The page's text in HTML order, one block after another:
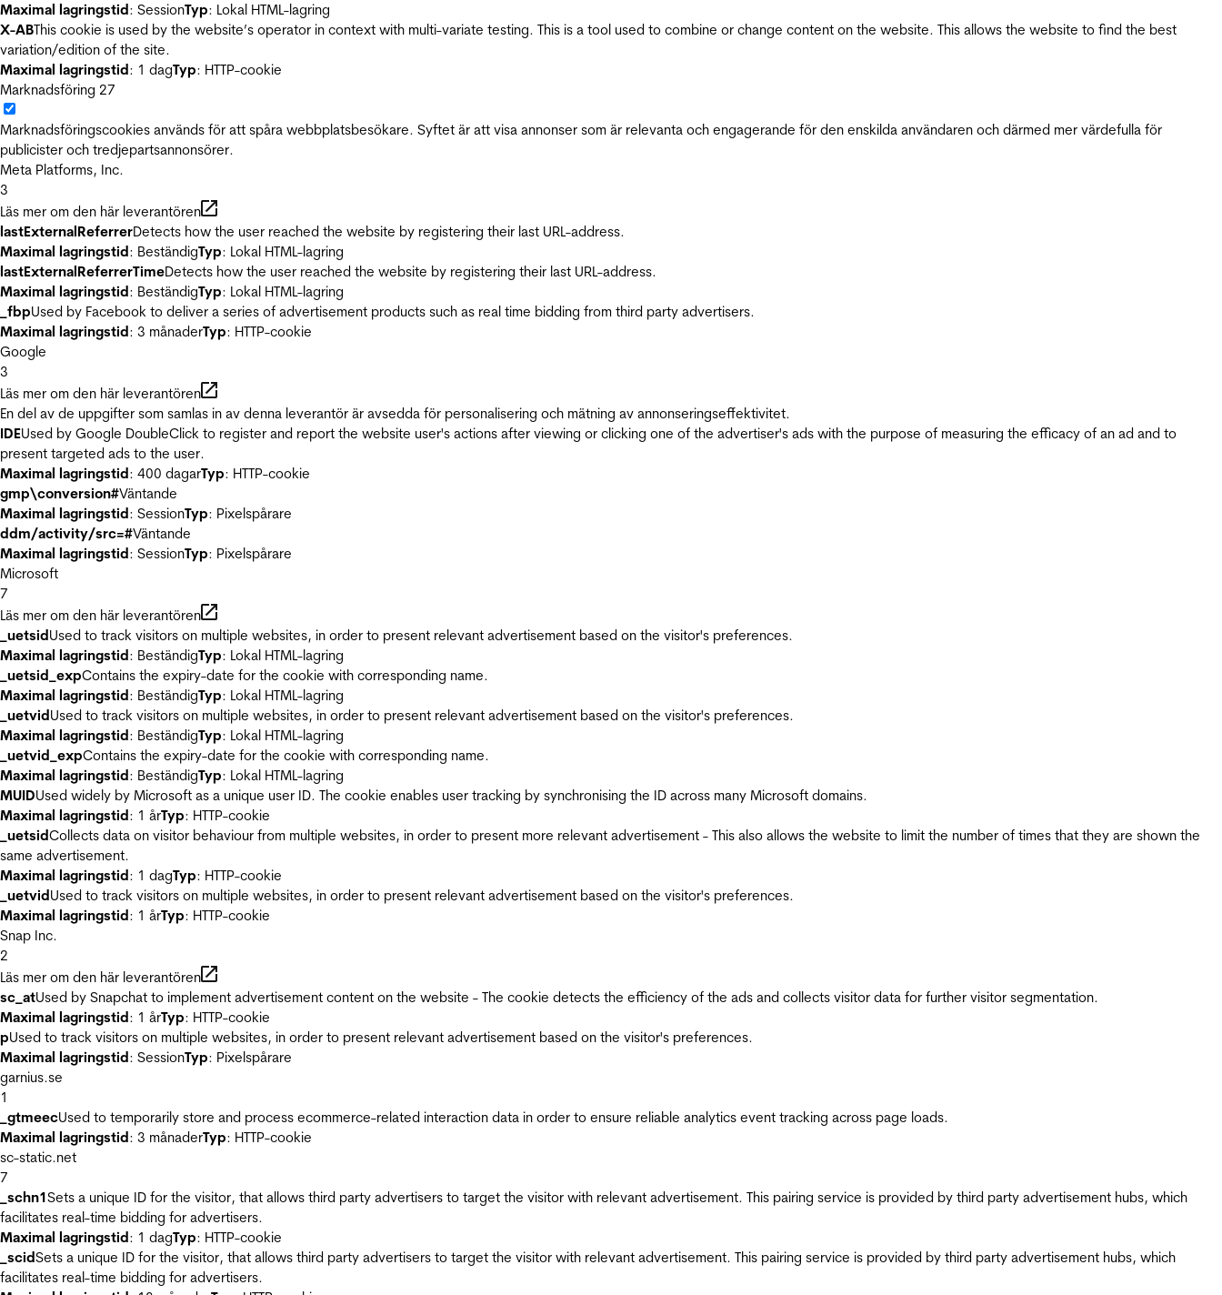
Maximal lagringstid: SessionTyp: Lokal HTML-lagring
X-ABThis cookie is used by the website’s operator in context with multi-variate testing. This is a tool used to combine or change content on the website. This allows the website to find the best
variation/edition of the site.
Maximal lagringstid: 1 dagTyp: HTTP-cookie
Marknadsföring 27
Marknadsföringscookies används för att spåra webbplatsbesökare. Syftet är att visa annonser som är relevanta och engagerande för den enskilda användaren och därmed mer värdefulla för
publicister och tredjepartsannonsörer.
Meta Platforms, Inc.
3
Läs mer om den här leverantören
lastExternalReferrerDetects how the user reached the website by registering their last URL-address.
Maximal lagringstid: BeständigTyp: Lokal HTML-lagring
lastExternalReferrerTimeDetects how the user reached the website by registering their last URL-address.
Maximal lagringstid: BeständigTyp: Lokal HTML-lagring
_fbpUsed by Facebook to deliver a series of advertisement products such as real time bidding from third party advertisers.
Maximal lagringstid: 3 månaderTyp: HTTP-cookie
Google
3
Läs mer om den här leverantören
En del av de uppgifter som samlas in av denna leverantör är avsedda för personalisering och mätning av annonseringseffektivitet.
IDEUsed by Google DoubleClick to register and report the website user's actions after viewing or clicking one of the advertiser's ads with the purpose of measuring the efficacy of an ad and to
present targeted ads to the user.
Maximal lagringstid: 400 dagarTyp: HTTP-cookie
gmp\conversion#Väntande
Maximal lagringstid: SessionTyp: Pixelspårare
ddm/activity/src=#Väntande
Maximal lagringstid: SessionTyp: Pixelspårare
Microsoft
7
Läs mer om den här leverantören
_uetsidUsed to track visitors on multiple websites, in order to present relevant advertisement based on the visitor's preferences.
Maximal lagringstid: BeständigTyp: Lokal HTML-lagring
_uetsid_expContains the expiry-date for the cookie with corresponding name.
Maximal lagringstid: BeständigTyp: Lokal HTML-lagring
_uetvidUsed to track visitors on multiple websites, in order to present relevant advertisement based on the visitor's preferences.
Maximal lagringstid: BeständigTyp: Lokal HTML-lagring
_uetvid_expContains the expiry-date for the cookie with corresponding name.
Maximal lagringstid: BeständigTyp: Lokal HTML-lagring
MUIDUsed widely by Microsoft as a unique user ID. The cookie enables user tracking by synchronising the ID across many Microsoft domains.
Maximal lagringstid: 1 årTyp: HTTP-cookie
_uetsidCollects data on visitor behaviour from multiple websites, in order to present more relevant advertisement - This also allows the website to limit the number of times that they are shown the
same advertisement.
Maximal lagringstid: 1 dagTyp: HTTP-cookie
_uetvidUsed to track visitors on multiple websites, in order to present relevant advertisement based on the visitor's preferences.
Maximal lagringstid: 1 årTyp: HTTP-cookie
Snap Inc.
2
Läs mer om den här leverantören
sc_atUsed by Snapchat to implement advertisement content on the website - The cookie detects the efficiency of the ads and collects visitor data for further visitor segmentation.
Maximal lagringstid: 1 årTyp: HTTP-cookie
pUsed to track visitors on multiple websites, in order to present relevant advertisement based on the visitor's preferences.
Maximal lagringstid: SessionTyp: Pixelspårare
garnius.se
1
_gtmeecUsed to temporarily store and process ecommerce-related interaction data in order to ensure reliable analytics event tracking across page loads.
Maximal lagringstid: 3 månaderTyp: HTTP-cookie
sc-static.net
7
_schn1Sets a unique ID for the visitor, that allows third party advertisers to target the visitor with relevant advertisement. This pairing service is provided by third party advertisement hubs, which
facilitates real-time bidding for advertisers.
Maximal lagringstid: 1 dagTyp: HTTP-cookie
_scidSets a unique ID for the visitor, that allows third party advertisers to target the visitor with relevant advertisement. This pairing service is provided by third party advertisement hubs, which
facilitates real-time bidding for advertisers.